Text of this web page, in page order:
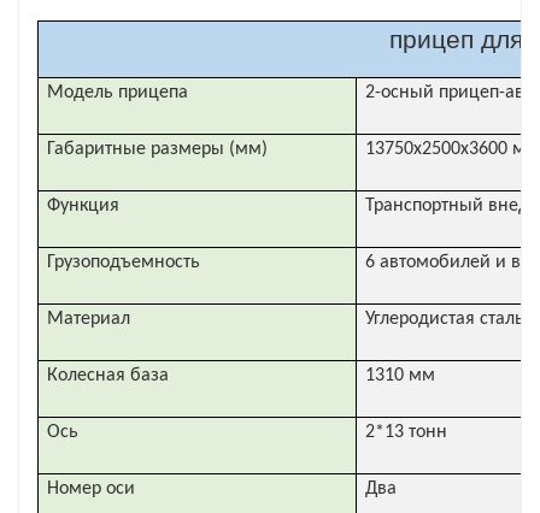
прицеп для
Модель прицепа 2-осный прицеп-
Габаритные размеры (мм) 13750x2500x3600 мм
Функция Транспортный
Грузоподъемность 6 автомобилей и
Материал Углеродистая сталь
Колесная база 1310 мм
Ось 2*13 тонн
Номер оси Два